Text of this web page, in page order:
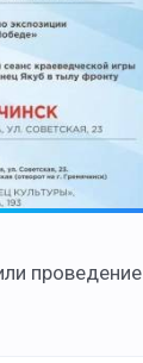
проведение